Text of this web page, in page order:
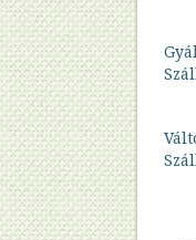
Mphasis
projekt